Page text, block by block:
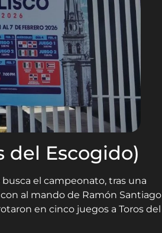
del Escogido)
el campeonato, tras una
al mando de Ramón Santiago
en cinco juegos a Toros del